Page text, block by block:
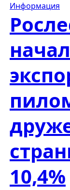
Информация
10,4%